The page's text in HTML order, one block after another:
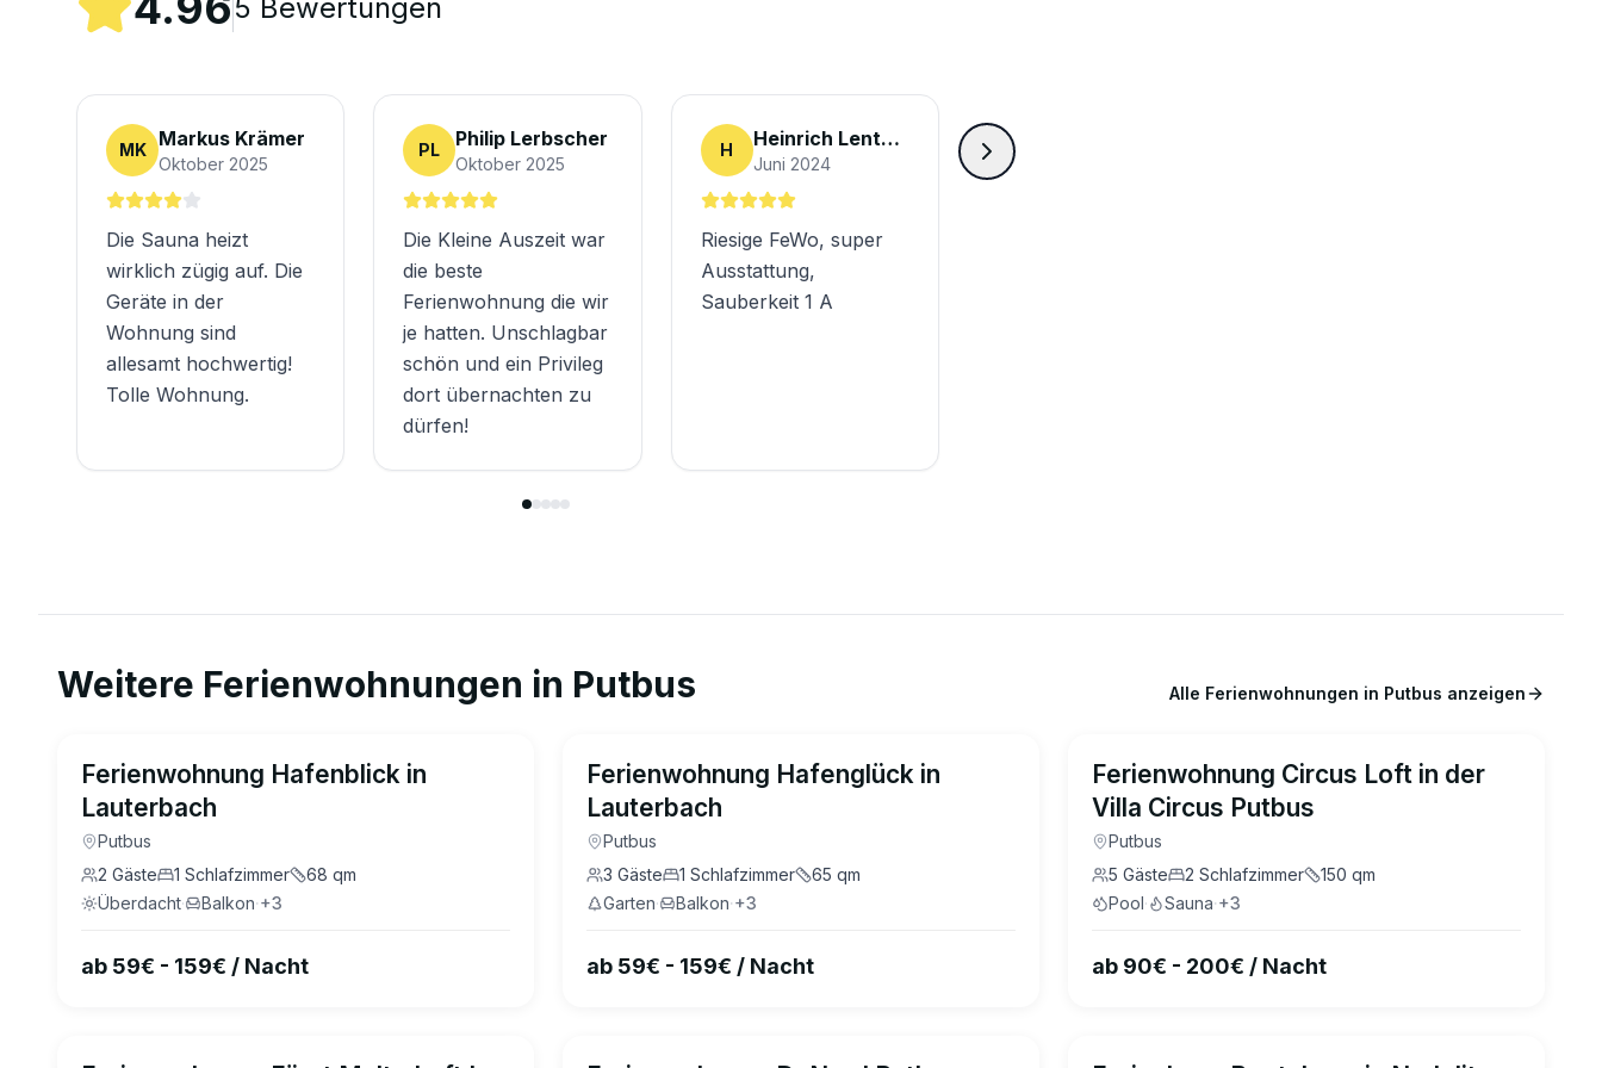
5 Bewertungen
MK Markus Krämer
Oktober 2025
Die Sauna heizt
wirklich zügig auf. Die
Geräte in der
Wohnung sind
allesamt hochwertig!
Tolle Wohnung.
PL Philip Lerbscher
Oktober 2025
Die Kleine Auszeit war
die beste
Ferienwohnung die wir
je hatten. Unschlagbar
schön und ein Privileg
dort übernachten zu
dürfen!
H Heinrich Lentsch
Juni 2024
Riesige FeWo, super
Ausstattung,
Sauberkeit 1 A
Weitere Ferienwohnungen in Putbus Alle Ferienwohnungen in Putbus anzeigen
Ferienwohnung Hafenblick in
Lauterbach
Putbus
2 Gäste 1 Schlafzimmer 68 qm
Überdacht· Balkon·+3
ab 59€ - 159€ / Nacht
Ferienwohnung Hafenglück in
Lauterbach
Putbus
3 Gäste 1 Schlafzimmer 65 qm
Garten· Balkon·+3
ab 59€ - 159€ / Nacht
Ferienwohnung Circus Loft in der
Villa Circus Putbus
Putbus
5 Gäste 2 Schlafzimmer 150 qm
Pool· Sauna·+3
ab 90€ - 200€ / Nacht
4.8